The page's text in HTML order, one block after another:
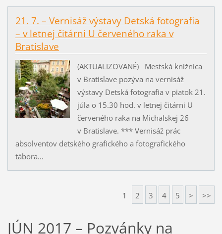
21. 7. – Vernisáž výstavy Detská fotografia
– v letnej čitárni U červeného raka v
Bratislave
(AKTUALIZOVANÉ) Mestská knižnica
v Bratislave pozýva na vernisáž
výstavy Detská fotografia v piatok 21.
júla o 15.30 hod. v letnej čitárni U
červeného raka na Michalskej 26
v Bratislave. *** Vernisáž prác
absolventov detského grafického a fotografického
tábora...
1 2 3 4 5 > >>
JÚN 2017 – Pozvánky na